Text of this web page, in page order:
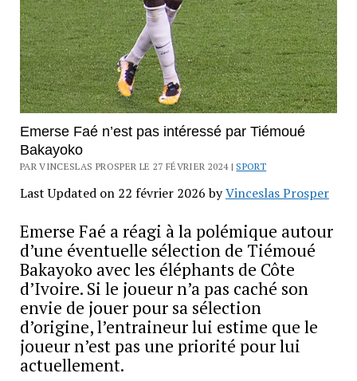
Emerse Faé n’est pas intéressé par Tiémoué
Bakayoko
PAR VINCESLAS PROSPER LE 27 FÉVRIER 2024 | SPORT
Last Updated on 22 février 2026 byVinceslas Prosper
Emerse Faé a réagi à la polémique autour
d’une éventuelle sélection de Tiémoué
Bakayoko avec les éléphants de Côte
d’Ivoire. Si le joueur n’a pas caché son
envie de jouer pour sa sélection
d’origine, l’entraineur lui estime que le
joueur n’est pas une priorité pour lui
actuellement.